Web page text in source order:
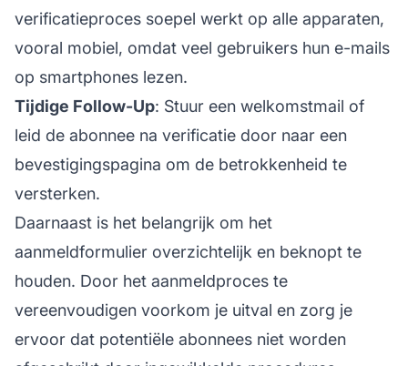
verificatieproces soepel werkt op alle apparaten,
vooral mobiel, omdat veel gebruikers hun e-mails
op smartphones lezen.
Tijdige Follow-Up: Stuur een welkomstmail of
leid de abonnee na verificatie door naar een
bevestigingspagina om de betrokkenheid te
versterken.
Daarnaast is het belangrijk om het
aanmeldformulier overzichtelijk en beknopt te
houden. Door het aanmeldproces te
vereenvoudigen voorkom je uitval en zorg je
ervoor dat potentiële abonnees niet worden